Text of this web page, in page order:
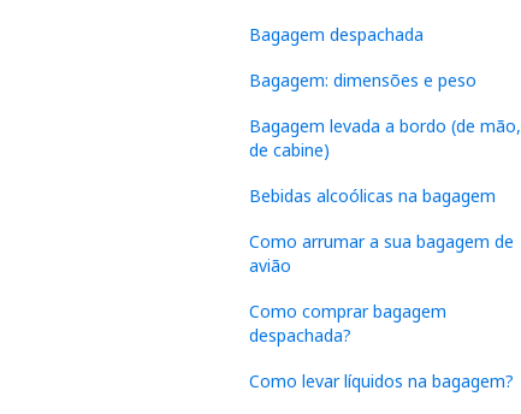
Bagagem despachada
Bagagem: dimensões e peso
Bagagem levada a bordo (de mão,
de cabine)
Bebidas alcoólicas na bagagem
Como arrumar a sua bagagem de
avião
Como comprar bagagem
despachada?
Como levar líquidos na bagagem?